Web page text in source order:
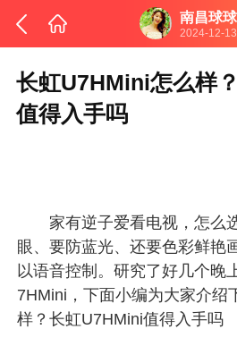
南昌球球
2024-12-
长虹U7HMini怎么样
值得入手吗
家有逆子爱看电视，怎么
眼、要防蓝光、还要色彩鲜艳
以语音控制。研究了好几个晚
7HMini，下面小编为大家介绍
样？长虹U7HMini值得入手吗